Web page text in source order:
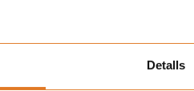
Detalls